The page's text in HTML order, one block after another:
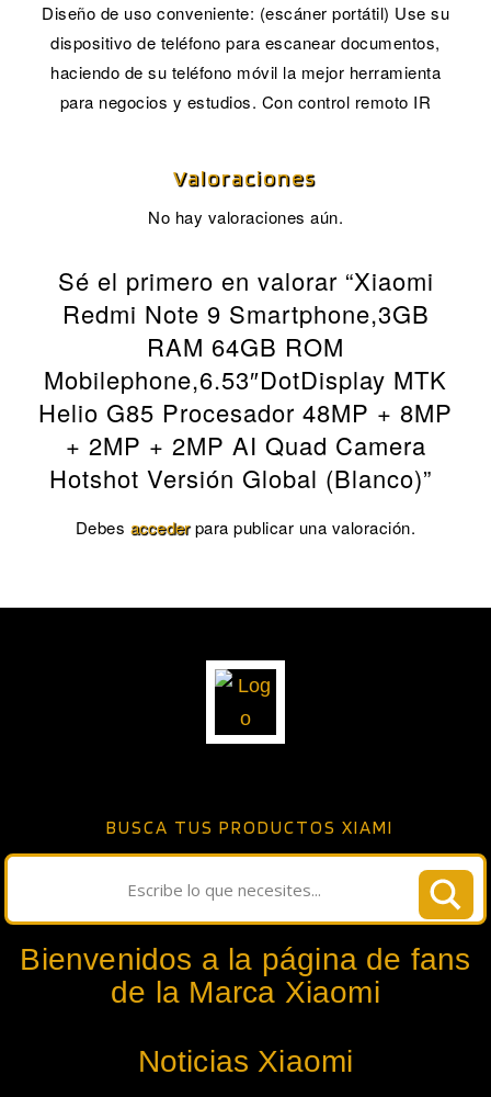
Diseño de uso conveniente: (escáner portátil) Use su
dispositivo de teléfono para escanear documentos,
haciendo de su teléfono móvil la mejor herramienta
para negocios y estudios. Con control remoto IR
Valoraciones
No hay valoraciones aún.
Sé el primero en valorar “Xiaomi
Redmi Note 9 Smartphone,3GB
RAM 64GB ROM
Mobilephone,6.53″DotDisplay MTK
Helio G85 Procesador 48MP + 8MP
+ 2MP + 2MP AI Quad Camera
Hotshot Versión Global (Blanco)”
Debes accederpara publicar una valoración.
BUSCA TUS PRODUCTOS XIAMI
Bienvenidos a la página de fans
de la Marca Xiaomi
Noticias Xiaomi